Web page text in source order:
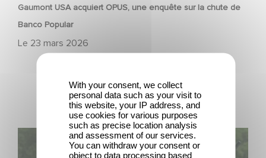
Gaumont USA acquiert OPUS, une enquête sur la chute de
Banco Popular
Le 23 mars 2026
Traqués : la nouvelle série thriller avec Benoît Magimel et
Mélanie Laurent
With your consent, we collect
personal data such as your visit to
this website, your IP address, and
use cookies for various purposes
such as precise location analysis
and assessment of our services.
You can withdraw your consent or
object to data processing based